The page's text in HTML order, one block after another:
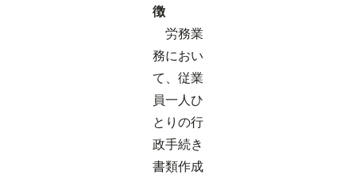
徴
労務業
務におい
て、従業
員一人ひ
とりの行
政手続き
書類作成